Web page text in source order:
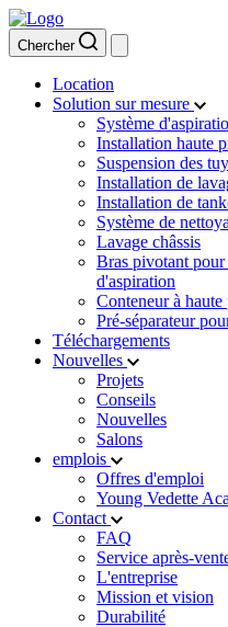
Chercher
Location
Solution sur mesure
Système
Installation haute
Suspension des
Installation de
Installation de
Système de
Lavage châssis
Bras pivotant pour
d'aspiration
Conteneur à haute
Pré-séparateur
Téléchargements
Nouvelles
Projets
Conseils
Nouvelles
Salons
emplois
Offres d'emploi
Young Vedette
Contact
FAQ
Service après-
L'entreprise
Mission et vision
Durabilité